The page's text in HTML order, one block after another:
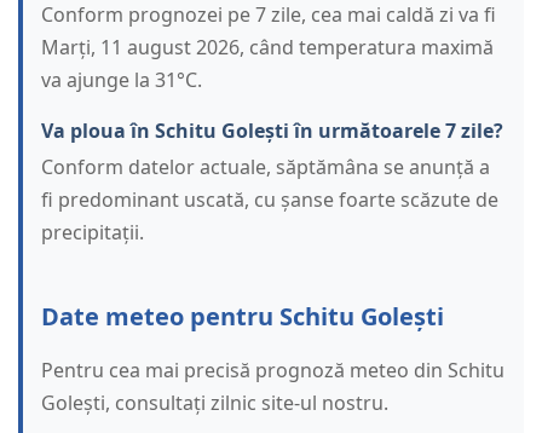
Conform prognozei pe 7 zile, cea mai caldă zi va fi
Marți, 11 august 2026, când temperatura maximă
va ajunge la 31°C.
Va ploua în Schitu Golești în următoarele 7 zile?
Conform datelor actuale, săptămâna se anunță a
fi predominant uscată, cu șanse foarte scăzute de
precipitații.
Date meteo pentru Schitu Golești
Pentru cea mai precisă prognoză meteo din Schitu
Golești, consultați zilnic site-ul nostru.